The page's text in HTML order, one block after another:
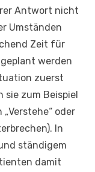
Antwort nicht
Umständen
Zeit für
werden
zuerst
sie zum Beispiel
oder
In
ständigem
damit